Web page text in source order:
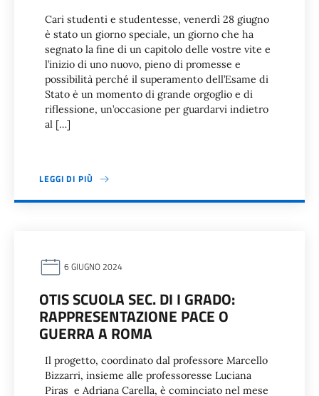
Cari studenti e studentesse, venerdì 28 giugno
è stato un giorno speciale, un giorno che ha
segnato la fine di un capitolo delle vostre vite e
l’inizio di uno nuovo, pieno di promesse e
possibilità perché il superamento dell’Esame di
Stato è un momento di grande orgoglio e di
riflessione, un’occasione per guardarvi indietro
al […]
LEGGI DI PIÙ
6 GIUGNO 2024
OTIS SCUOLA SEC. DI I GRADO:
RAPPRESENTAZIONE PACE O
GUERRA A ROMA
Il progetto, coordinato dal professore Marcello
Bizzarri, insieme alle professoresse Luciana
Piras e Adriana Carella, è cominciato nel mese